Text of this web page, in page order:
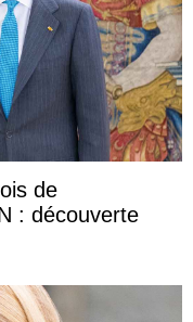
de
: découverte